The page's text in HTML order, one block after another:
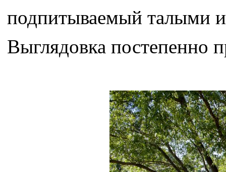
подпитываемый талыми
Выглядовка постепенно